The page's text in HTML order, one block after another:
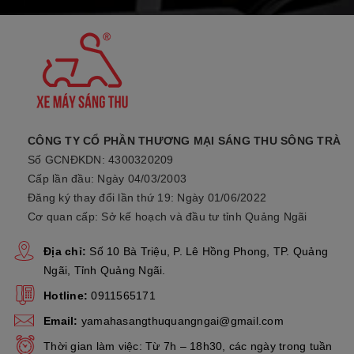
Khô, ly tâm tự động
Tỷ số truyền động
Kiểu hệ thống truyền lực
2. Thông Tin Chi TiếtXe GrandeBlue Core Hybrid
Phiên Bản Giới Hạn.
Xe Grande Trang Bị Hệ Thống Chống Bó Cứng
Phanh ABS.
trơn ướt, giúp hạn chế hiện tượng trượt bánh nguy hiểm để
tăng độ an toàn cho người lái khi điều khiển xe.
CÔNG TY CỔ PHẦN THƯƠNG MẠI SÁNG THU SÔNG TRÀ
Số GCNĐKDN: 4300320209
Cấp lần đầu: Ngày 04/03/2003
Đăng ký thay đổi lần thứ 19: Ngày 01/06/2022
Cơ quan cấp: Sở kế hoạch và đầu tư tỉnh Quảng Ngãi
Địa chỉ: Số 10 Bà Triệu, P. Lê Hồng Phong, TP. Quảng
Ngãi, Tỉnh Quảng Ngãi.
Hotline: 0911565171
Email: yamahasangthuquangngai@gmail.com
Thời gian làm việc: Từ 7h – 18h30, các ngày trong tuần